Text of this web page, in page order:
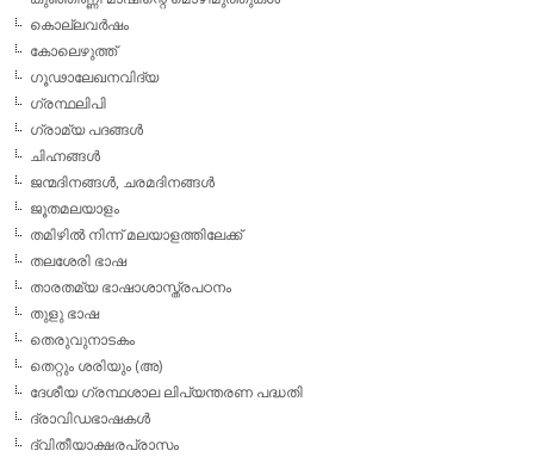
കൊല്ലവര്‍ഷം
കോലെഴുത്ത്
ഗൂഢാലേഖനവിദ്യ
ഗ്രന്ഥലിപി
ഗ്രാമ്യ പദങ്ങള്‍
ചിഹ്നങ്ങള്‍
ജന്മദിനങ്ങള്‍, ചരമദിനങ്ങള്‍
ജൂതമലയാളം
തമിഴില്‍ നിന്ന് മലയാളത്തിലേക്ക്
തലശേരി ഭാഷ
താരതമ്യ ഭാഷാശാസ്ത്രപഠനം
തുളു ഭാഷ
തെരുവുനാടകം
തെറ്റും ശരിയും (അ)
ദേശീയ ഗ്രന്ഥശാല ലിപ്യന്തരണ പദ്ധതി
ദ്രാവിഡഭാഷകള്‍
ദ്വിതീയാക്ഷരപ്രാസം